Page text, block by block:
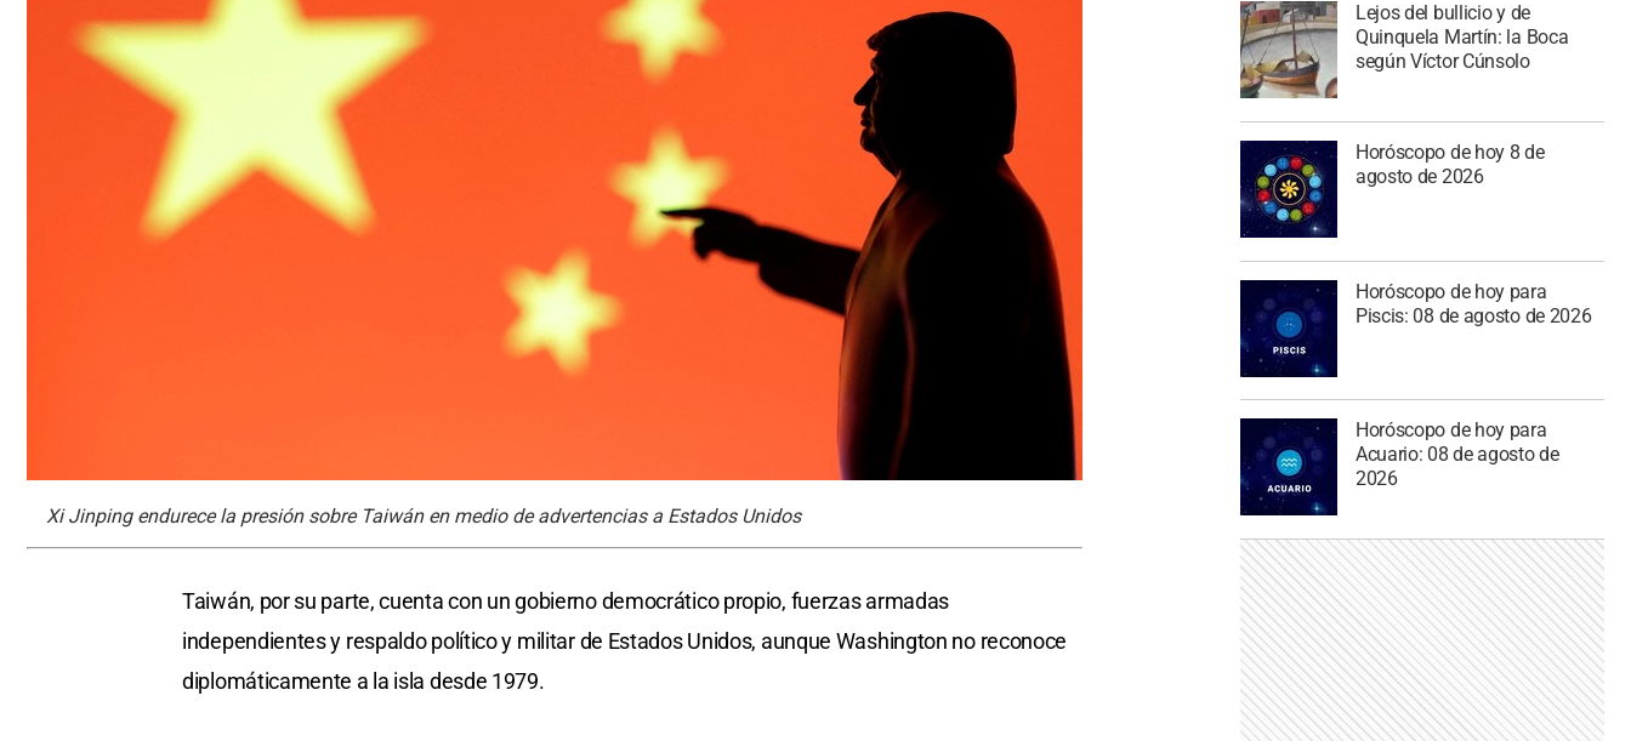
Xi Jinping endurece la presión sobre Taiwán en medio de advertencias a Estados Unidos
Taiwán, por su parte, cuenta con un gobierno democrático propio, fuerzas armadas
independientes y respaldo político y militar de Estados Unidos, aunque Washington no reconoce
diplomáticamente a la isla desde 1979.
Lejos del bullicio y de
Quinquela Martín: la Boca
según Víctor Cúnsolo
Horóscopo de hoy 8 de
agosto de 2026
Horóscopo de hoy para
Piscis: 08 de agosto de 2026
Horóscopo de hoy para
Acuario: 08 de agosto de
2026